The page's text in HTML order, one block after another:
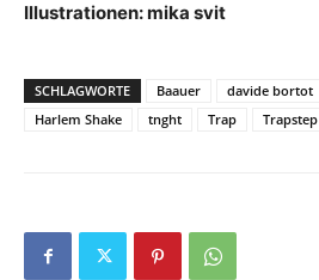
Illustrationen: mika svit
SCHLAGWORTE Baauer davide bortot
Harlem Shake
tnght Trap Trapstep